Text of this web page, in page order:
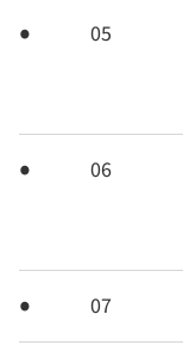
05
06
07